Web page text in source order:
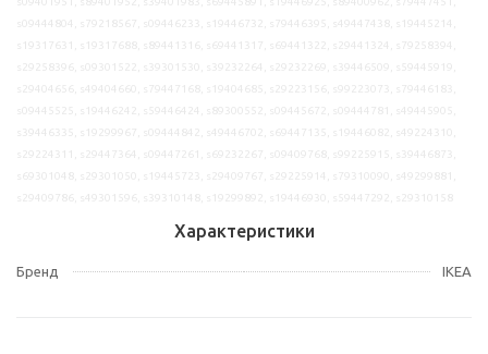
Характеристики
Бренд IKEA